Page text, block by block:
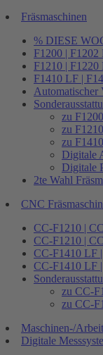
Fräsmaschinen
% DIESE
F1200 | F1202
F1210 | F1220
F1410 LF |
Automatischer
zu
zu
zu
Digitale
Digitale
2te Wahl
CNC
CC-F1210 |
CC-F1210 |
CC-F1410 LF
CC-F1410 LF
zu CC-
zu CC-
Maschinen-/
Digitale